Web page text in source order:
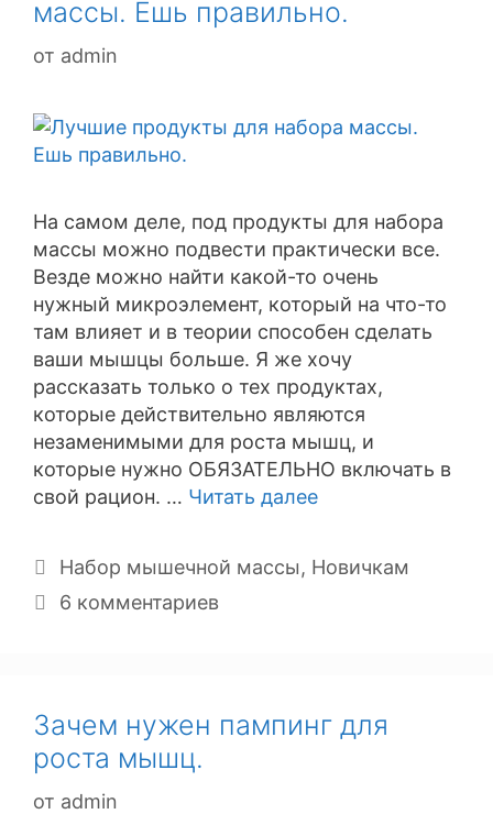
массы. Ешь правильно.
от admin
На самом деле, под продукты для набора
массы можно подвести практически все.
Везде можно найти какой-то очень
нужный микроэлемент, который на что-то
там влияет и в теории способен сделать
ваши мышцы больше. Я же хочу
рассказать только о тех продуктах,
которые действительно являются
незаменимыми для роста мышц, и
которые нужно ОБЯЗАТЕЛЬНО включать в
свой рацион. … Читать далее
Рубрики
Набор мышечной массы, Новичкам
6 комментариев
Зачем нужен пампинг для
роста мышц.
от admin